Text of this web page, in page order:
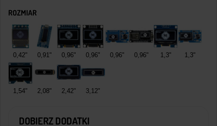
ROZMIAR
0,42" 0,91" 0,96" 0,96" 0,96" 0,96" 1,3" 1,3"
1,54" 2,08" 2,42" 3,12"
DOBIERZ DODATKI